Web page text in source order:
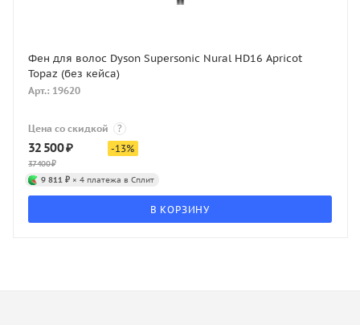
Фен для волос Dyson Supersonic Nural HD16 Apricot
Topaz (без кейса)
Арт.: 19620
Цена со скидкой ?
32 500₽
37 400₽
-13%
9 811 ₽ × 4 платежа в Сплит
В КОРЗИНУ